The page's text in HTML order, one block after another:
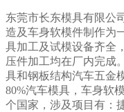
东莞市长东模具有限公
造及车身软模件制作为
具加工及试模设备齐全
压件加工均在厂内完成
具和钢板结构汽车五金
80%汽车模具，车身软
个国家，涉及项目有：